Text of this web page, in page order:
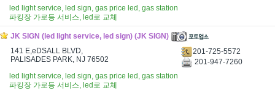
led light service, led sign, gas price led, gas station
파킹장 가로등 서비스, led로 교체
JK SIGN (led light service, led sign) (JK SIGN)
141 E,eDSALL BLVD,
PALISADES PARK, NJ 76502
201-725-5572
201-947-7260
led light service, led sign, gas price led, gas station
파킹장 가로등 서비스, led로 교체